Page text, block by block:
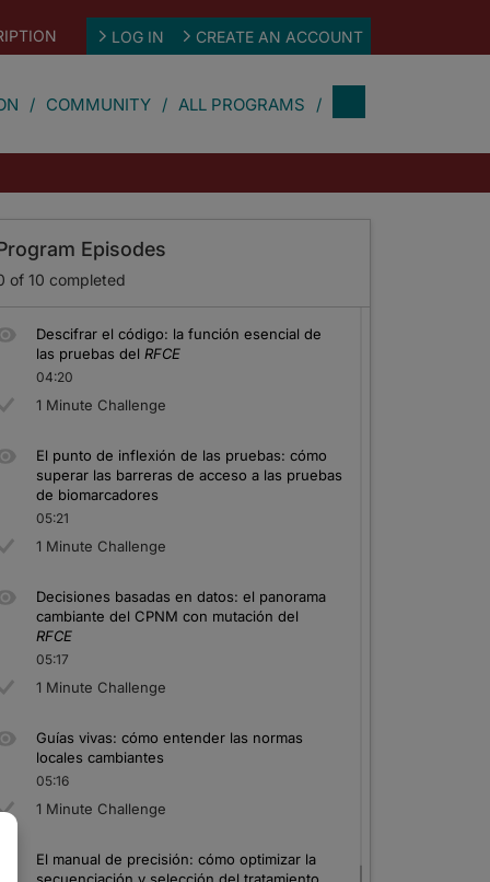
LOG IN CREATE AN ACCOUNT
COMMUNITY ALL PROGRAMS
Episodes
of 10 completed
Descifrar el código: la función esencial de
las pruebas del RFCE
04:20
1 Minute Challenge
El punto de inflexión de las pruebas: cómo
superar las barreras de acceso a las pruebas
de biomarcadores
05:21
1 Minute Challenge
Decisiones basadas en datos: el panorama
cambiante del CPNM con mutación del
RFCE
05:17
1 Minute Challenge
Guías vivas: cómo entender las normas
locales cambiantes
05:16
1 Minute Challenge
El manual de precisión: cómo optimizar la